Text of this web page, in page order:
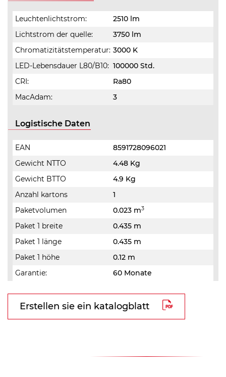
Leuchtenlichtstrom:
2510 lm
Lichtstrom der quelle:
3750 lm
Chromatizitätstemperatur: 3000 K
LED-Lebensdauer L80/B10: 100000 Std.
CRI:
Ra80
MacAdam:
3
Logistische Daten
EAN
8591728096021
Gewicht NTTO
4.48 Kg
Gewicht BTTO
4.9 Kg
Anzahl kartons
1
Paketvolumen
0.023 m3
Paket 1 breite
0.435 m
Paket 1 länge
0.435 m
Paket 1 höhe
0.12 m
Garantie:
60 Monate
Erstellen sie ein katalogblatt